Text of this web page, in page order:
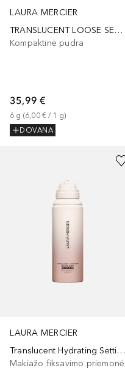
LAURA MERCIER
TRANSLUCENT LOOSE SETTING POWDER ULTRA BLUR - MINI
Kompaktinė pudra
35,99 €
6 g (6,00 € / 1 g)
DOVANA
LAURA MERCIER
Translucent Hydrating Setting Spray Ultra-Blur
Makiažo fiksavimo priemonė